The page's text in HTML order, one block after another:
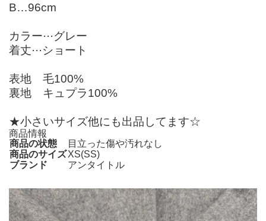
B…96cm
カラー···グレー
着丈···ショート
表地 毛100%
裏地 キュプラ100%
★小さいサイズ他にも出品してます☆
商品情報
商品の状態
目立った傷や汚れなし
商品のサイズXS(SS)
ブランド
アンタイトル